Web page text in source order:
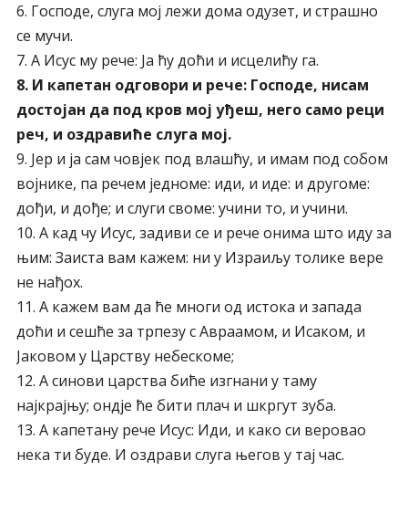
6. Господе, слуга мој лежи дома одузет, и страшно
се мучи.
7. А Исус му рече: Ја ћу доћи и исцелићу га.
8. И капетан одговори и рече: Господе, нисам
достојан да под кров мој уђеш, него само реци
реч, и оздравиће слуга мој.
9. Јер и ја сам човјек под влашћу, и имам под собом
војнике, па речем једноме: иди, и иде: и другоме:
дођи, и дође; и слуги своме: учини то, и учини.
10. А кад чу Исус, задиви се и рече онима што иду за
њим: Заиста вам кажем: ни у Израиљу толике вере
не нађох.
11. А кажем вам да ће многи од истока и запада
доћи и сешће за трпезу с Авраамом, и Исаком, и
Јаковом у Царству небескоме;
12. А синови царства биће изгнани у таму
најкрајњу; ондје ће бити плач и шкргут зуба.
13. А капетану рече Исус: Иди, и како си веровао
нека ти буде. И оздрави слуга његов у тај час.